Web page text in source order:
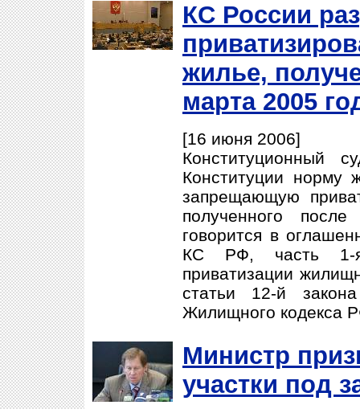
КС России
жилье,
марта 2005
[16 июня 2006]
Конституционный
Конституции норму
запрещающую
полученного
говорится в
КС РФ, часть 1-
приватизации
статьи 12-й
Жилищного кодекса
Министр
участки под